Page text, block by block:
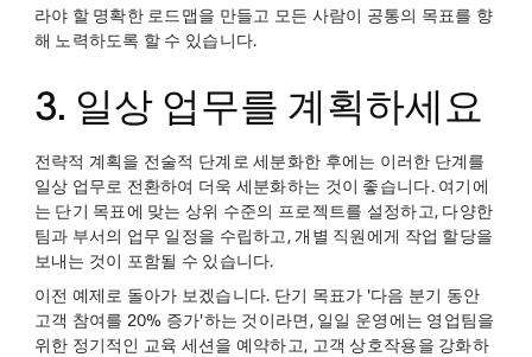
라야 할 명확한 로드맵을 만들고 모든 사람이 공통의 목표를 향
해 노력하도록 할 수 있습니다.
3. 일상 업무를 계획하세요
전략적 계획을 전술적 단계로 세분화한 후에는 이러한 단계를
일상 업무로 전환하여 더욱 세분화하는 것이 좋습니다. 여기에
는 단기 목표에 맞는 상위 수준의 프로젝트를 설정하고, 다양한
팀과 부서의 업무 일정을 수립하고, 개별 직원에게 작업 할당을
보내는 것이 포함될 수 있습니다.
이전 예제로 돌아가 보겠습니다. 단기 목표가 '다음 분기 동안
고객 참여를 20% 증가'하는 것이라면, 일일 운영에는 영업팀을
위한 정기적인 교육 세션을 예약하고, 고객 상호작용을 강화하